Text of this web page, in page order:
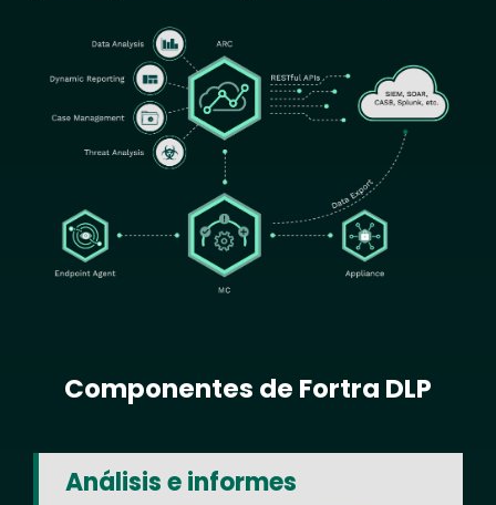
TextComponentes de Fortra DLP
Análisis e informes